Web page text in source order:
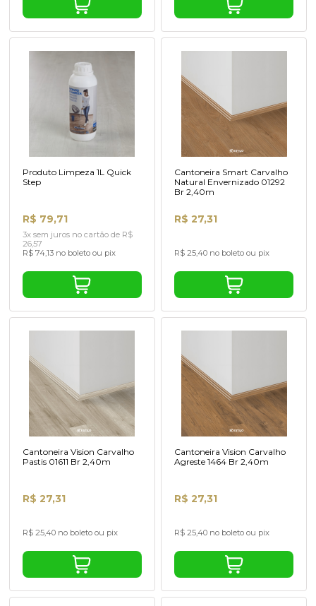
Produto Limpeza 1L Quick
Step
R$ 79,71
3x sem juros no cartão de R$
26,57
R$ 74,13 no boleto ou pix
Cantoneira Smart Carvalho
Natural Envernizado 01292
Br 2,40m
R$ 27,31
R$ 25,40 no boleto ou pix
Cantoneira Vision Carvalho
Pastis 01611 Br 2,40m
R$ 27,31
R$ 25,40 no boleto ou pix
Cantoneira Vision Carvalho
Agreste 1464 Br 2,40m
R$ 27,31
R$ 25,40 no boleto ou pix